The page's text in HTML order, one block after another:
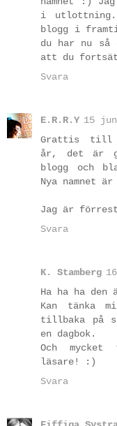
i
blogg i
du har nu så
att du
Svara
E.R.R.Y 15
Grattis till
år, det är
blogg och
Nya namnet
Jag är
Svara
K. Stamberg
Ha ha ha
Kan
tillbaka på
en dagbok.
Och
läsare! :)
Svara